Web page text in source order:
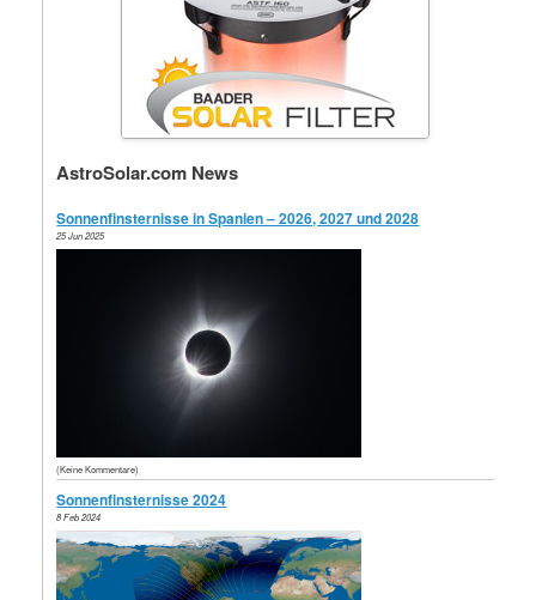
AstroSolar.com News
Sonnenfinsternisse in Spanien – 2026, 2027 und 2028
25 Jun 2025
(Keine Kommentare)
Sonnenfinsternisse 2024
8 Feb 2024